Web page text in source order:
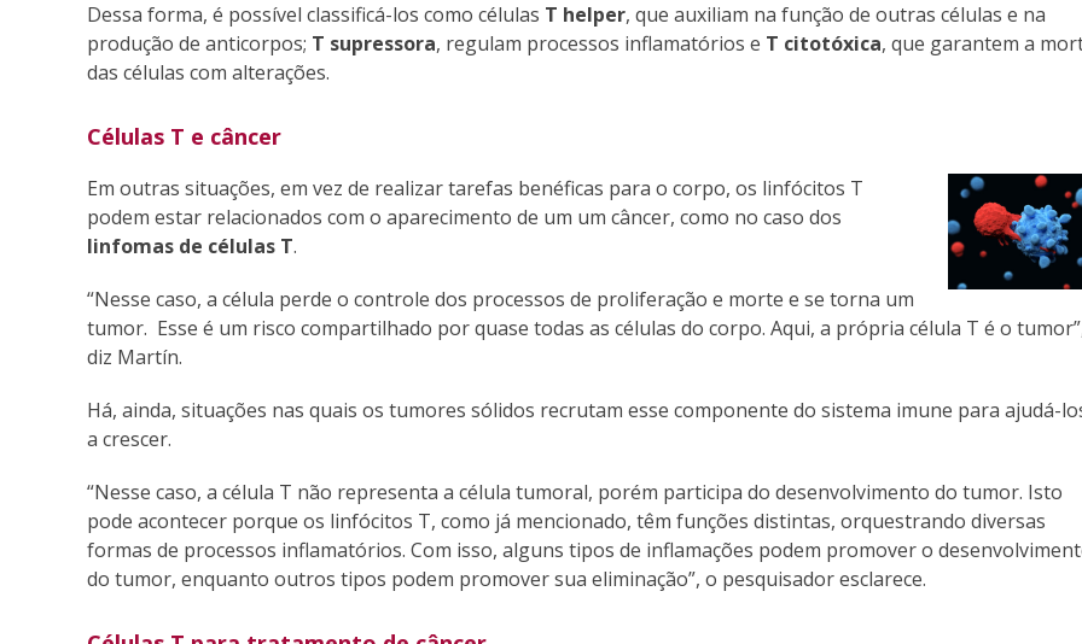
Dessa forma, é possível classificá-los como células T helper, que auxiliam na função de outras células e na
produção de anticorpos; T supressora, regulam processos inflamatórios e T citotóxica, que garantem a
das células com alterações.
Células T e câncer
Em outras situações, em vez de realizar tarefas benéficas para o corpo, os linfócitos T
podem estar relacionados com o aparecimento de um um câncer, como no caso dos
linfomas de células T.
“Nesse caso, a célula perde o controle dos processos de proliferação e morte e se torna um
tumor. Esse é um risco compartilhado por quase todas as células do corpo. Aqui, a própria célula T é o
diz Martín.
Há, ainda, situações nas quais os tumores sólidos recrutam esse componente do sistema imune para ajudá-
a crescer.
“Nesse caso, a célula T não representa a célula tumoral, porém participa do desenvolvimento do tumor. Isto
pode acontecer porque os linfócitos T, como já mencionado, têm funções distintas, orquestrando diversas
formas de processos inflamatórios. Com isso, alguns tipos de inflamações podem promover o
do tumor, enquanto outros tipos podem promover sua eliminação”, o pesquisador esclarece.